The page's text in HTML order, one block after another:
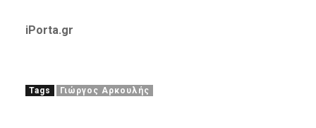
iPorta.gr
Tags Γιώργος Αρκουλής